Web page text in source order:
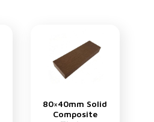
80×40mm Solid
Composite